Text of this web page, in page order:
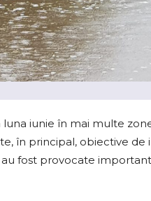
iunie în mai multe
în principal, obiective
fost provocate